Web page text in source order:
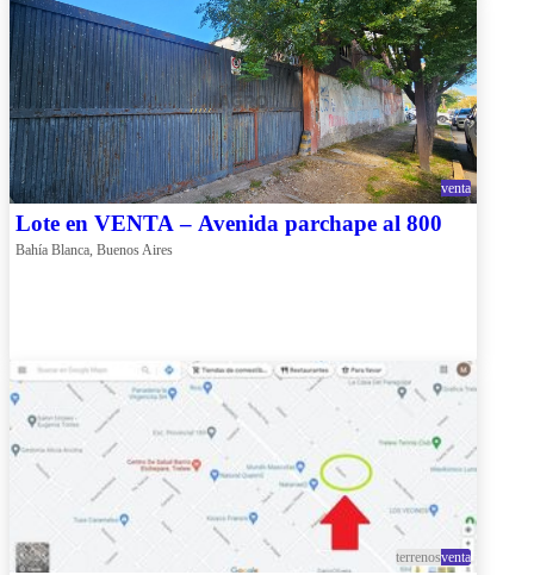
venta
Lote en VENTA – Avenida parchape al 800
Bahía Blanca, Buenos Aires
terrenosventa